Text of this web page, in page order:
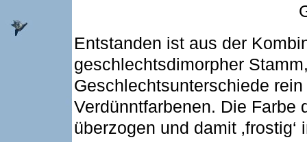
Entstanden ist aus der
geschlechtsdimorpher
Geschlechtsunterschiede
Verdünntfarbenen. Die Farbe
überzogen und damit ‚frostig‘